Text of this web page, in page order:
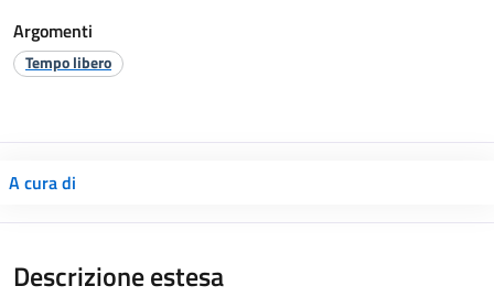
Argomenti
Tempo libero
A cura di
Descrizione estesa